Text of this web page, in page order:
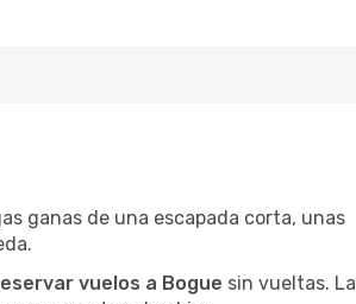
ganas de una escapada corta, unas
vuelos a Bogue sin vueltas. La